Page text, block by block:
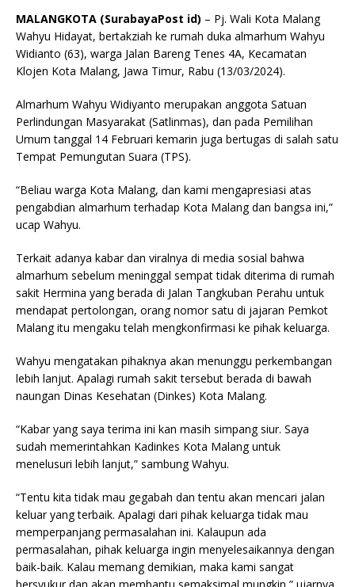
MALANGKOTA (SurabayaPost id) – Pj. Wali Kota Malang
Wahyu Hidayat, bertakziah ke rumah duka almarhum Wahyu
Widianto (63), warga Jalan Bareng Tenes 4A, Kecamatan
Klojen Kota Malang, Jawa Timur, Rabu (13/03/2024).
Almarhum Wahyu Widiyanto merupakan anggota Satuan
Perlindungan Masyarakat (Satlinmas), dan pada Pemilihan
Umum tanggal 14 Februari kemarin juga bertugas di salah satu
Tempat Pemungutan Suara (TPS).
“Beliau warga Kota Malang, dan kami mengapresiasi atas
pengabdian almarhum terhadap Kota Malang dan bangsa ini,”
ucap Wahyu.
Terkait adanya kabar dan viralnya di media sosial bahwa
almarhum sebelum meninggal sempat tidak diterima di rumah
sakit Hermina yang berada di Jalan Tangkuban Perahu untuk
mendapat pertolongan, orang nomor satu di jajaran Pemkot
Malang itu mengaku telah mengkonfirmasi ke pihak keluarga.
Wahyu mengatakan pihaknya akan menunggu perkembangan
lebih lanjut. Apalagi rumah sakit tersebut berada di bawah
naungan Dinas Kesehatan (Dinkes) Kota Malang.
“Kabar yang saya terima ini kan masih simpang siur. Saya
sudah memerintahkan Kadinkes Kota Malang untuk
menelusuri lebih lanjut,” sambung Wahyu.
“Tentu kita tidak mau gegabah dan tentu akan mencari jalan
keluar yang terbaik. Apalagi dari pihak keluarga tidak mau
memperpanjang permasalahan ini. Kalaupun ada
permasalahan, pihak keluarga ingin menyelesaikannya dengan
baik-baik. Kalau memang demikian, maka kami sangat